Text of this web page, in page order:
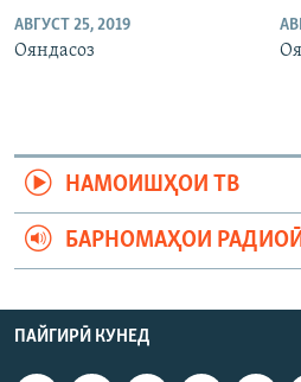
АВГУСТ 25, 2019
Ояндасоз
НАМОИШҲОИ ТВ
БАРНОМАҲОИ
ПАЙГИРӢ КУНЕД